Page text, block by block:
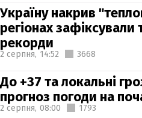
Україну накрив
регіонах зафіксували
рекорди
2 серпня, 14:52 3668
До +37 та локальні
прогноз погоди на
2 серпня, 08:00 1793